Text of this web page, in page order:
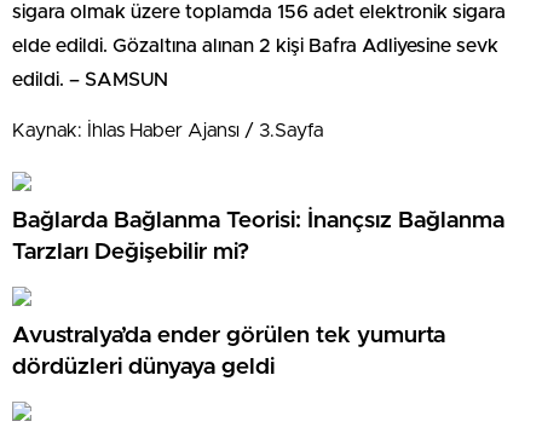
sigara olmak üzere toplamda 156 adet elektronik sigara
elde edildi. Gözaltına alınan 2 kişi Bafra Adliyesine sevk
edildi. – SAMSUN
Kaynak: İhlas Haber Ajansı / 3.Sayfa
Bağlarda Bağlanma Teorisi: İnançsız Bağlanma
Tarzları Değişebilir mi?
Avustralya’da ender görülen tek yumurta
dördüzleri dünyaya geldi